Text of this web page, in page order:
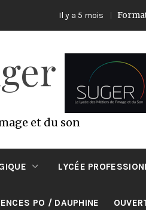
Il y a 5 mois Formation ECO
et du son
LYCÉE
PO / DAUPHINE